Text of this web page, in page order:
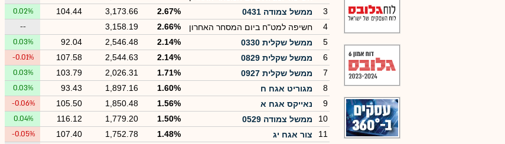
3
ממשל צמודה 0431 2.67%
3,173.66
104.44
0.02%
4
חשיפה למט"ח ביום המסחר האחרון 2.66%
3,158.19
--
5
ממשל שקלית 0330 2.14%
2,546.48
92.04
0.03%
6
ממשל שקלית 0829 2.14%
2,544.63
107.58
-0.01%
7
ממשל שקלית 0927 1.71%
2,026.31
103.79
0.03%
8
מגוריט אגח ח 1.60%
1,897.16
93.43
0.03%
9
נאייקס אגח א 1.56%
1,850.48
105.50
-0.06%
10
ממשל צמודה 0529 1.50%
1,779.20
116.12
0.04%
11
צור אגח יג 1.48%
1,752.78
107.40
-0.05%